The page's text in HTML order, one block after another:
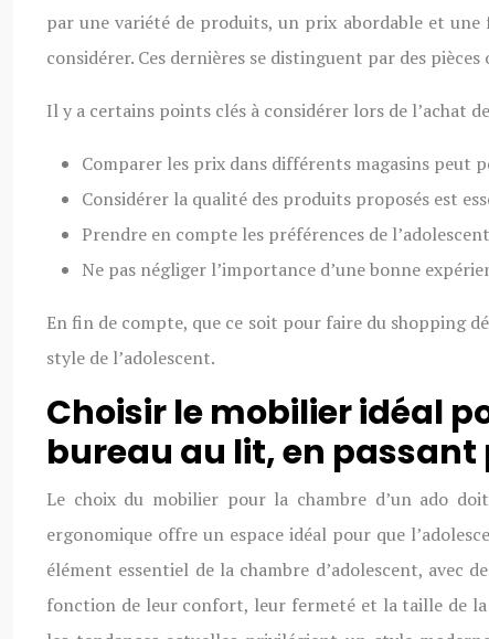
par une variété de produits, un prix abordable et une
considérer. Ces dernières se distinguent par des
Il y a certains points clés à considérer lors de l’achat
Comparer les prix dans différents magasins peut
Considérer la qualité des produits proposés est
Prendre en compte les préférences de
Ne pas négliger l’importance d’une bonne
En fin de compte, que ce soit pour faire du shopping
style de l’adolescent.
Choisir le mobilier idéal
bureau au lit, en
Le choix du mobilier pour la chambre d’un ado
ergonomique offre un espace idéal pour que
élément essentiel de la chambre d’adolescent, avec
fonction de leur confort, leur fermeté et la taille de la